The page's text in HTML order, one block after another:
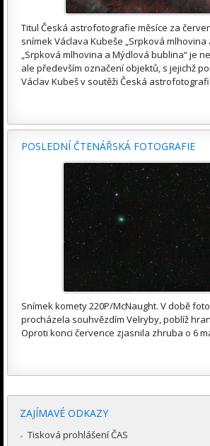
Titul Česká astrofotografie měsíce za
snímek Václava Kubeše „Srpková
„Srpková mlhovina a Mýdlová bublina“ je
ale především označení objektů, s jejichž
Václav Kubeš v soutěži Česká
POSLEDNÍ ČTENÁŘSKÁ FOTOGRAFIE
Snímek komety 220P/McNaught. V době
procházela souhvězdím Velryby, poblíž
Oproti konci července zjasnila zhruba o 6
ZAJÍMAVÉ ODKAZY
Tisková prohlášení ČAS